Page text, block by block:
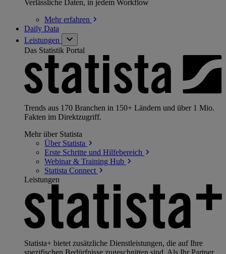
Verlässliche Daten, in jedem Workflow
Mehrerfahren
Daily Data
Leistungen
Das Statistik Portal
Trends aus 170 Branchen in 150+ Ländern und über 1 Mio.
Fakten im Direktzugriff.
Mehr über Statista
Über Statista
Erste Schritte und Hilfebereich
Webinar & Training Hub
Statista Connect
Leistungen
Statista+ bietet zusätzliche Dienstleistungen, die auf Ihre
spezifischen Bedürfnisse zugeschnitten sind. Als Ihr Partner